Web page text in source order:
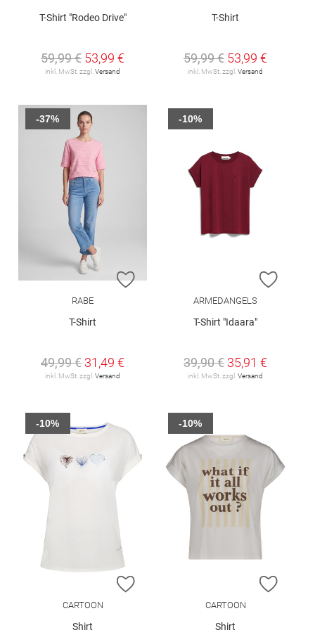
T-Shirt "Rodeo Drive"
59,99 € 53,99 €
inkl. MwSt. zzgl. Versand
T-Shirt
59,99 € 53,99 €
inkl. MwSt. zzgl. Versand
ZUR WUNSCHLISTE HINZUFÜGEN
RABE
T-Shirt
49,99 € 31,49 €
inkl. MwSt. zzgl. Versand
-37%
ZUR
ARMEDANGELS
T-Shirt "Idaara"
39,90 € 35,91 €
inkl. MwSt. zzgl. Versand
-10%
ZUR WUNSCHLISTE HINZUFÜGEN
CARTOON
Shirt
-10%
ZUR
CARTOON
Shirt
-10%